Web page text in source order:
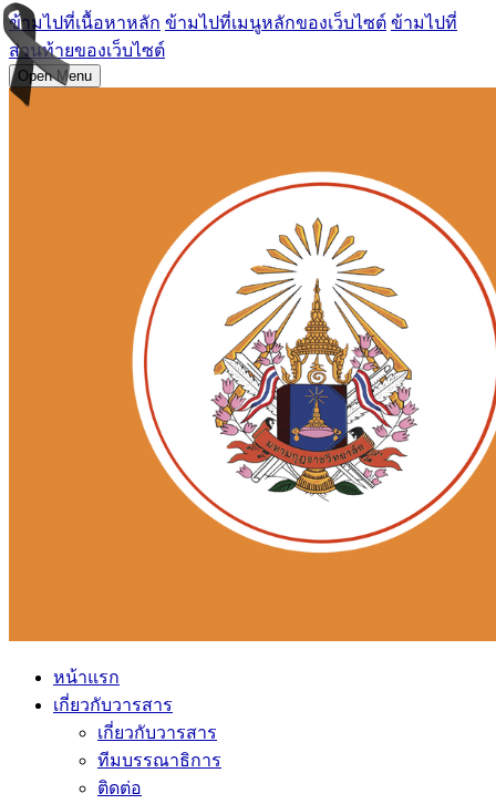
ข้ามไปที่เนื้อหาหลัก ข้ามไปที่เมนูหลักของเว็บไซต์ ข้ามไปที่
ส่วนท้ายของเว็บไซต์
Open Menu
หน้าแรก
เกี่ยวกับวารสาร
เกี่ยวกับวารสาร
ทีมบรรณาธิการ
ติดต่อ